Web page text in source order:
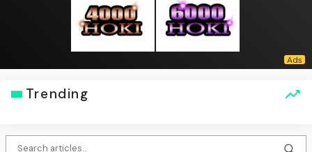
Trending